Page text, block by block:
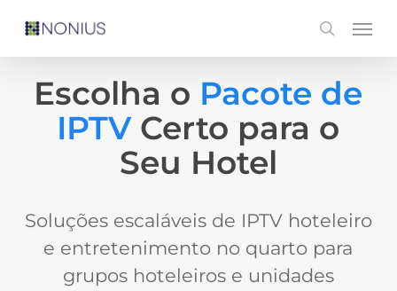
content
search
Menu
Escolha o Pacote de
IPTVCerto para o
Seu Hotel
Soluções escaláveis de IPTV hoteleiro
e entretenimento no quarto para
grupos hoteleiros e unidades